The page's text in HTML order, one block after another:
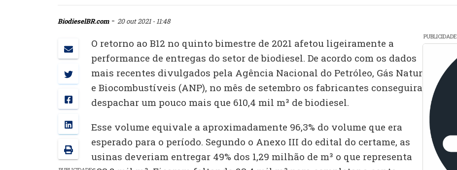
BiodieselBR.com- 20 out 2021 - 11:48
O retorno ao B12 no quinto bimestre de 2021 afetou ligeiramente a
performance de entregas do setor de biodiesel. De acordo com os dados
mais recentes divulgados pela Agência Nacional do Petróleo, Gás Natural
e Biocombustíveis (ANP), no mês de setembro os fabricantes conseguiram
despachar um pouco mais que 610,4 mil m³ de biodiesel.
Esse volume equivale a aproximadamente 96,3% do volume que era
esperado para o período. Segundo o Anexo III do edital do certame, as
usinas deveriam entregar 49% dos 1,29 milhão de m³ o que representa
PUBLICIDADE